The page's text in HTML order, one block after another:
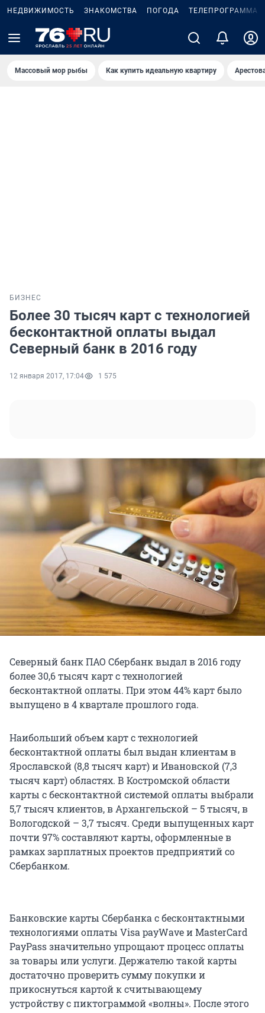
НЕДВИЖИМОСТЬ ЗНАКОМСТВА ПОГОДА ТЕЛЕПРОГРАММА
Массовый мор рыбы Как купить идеальную квартиру
БИЗНЕС
Более 30 тысяч карт с технологией
бесконтактной оплаты выдал
Северный банк в 2016 году
12 января 2017, 17:04 1 575
Северный банк ПАО Сбербанк выдал в 2016 году
более 30,6 тысяч карт с технологией
бесконтактной оплаты. При этом 44% карт было
выпущено в 4 квартале прошлого года.
Наибольший объем карт с технологией
бесконтактной оплаты был выдан клиентам в
Ярославской (8,8 тысяч карт) и Ивановской (7,3
тысяч карт) областях. В Костромской области
карты с бесконтактной системой оплаты выбрали
5,7 тысяч клиентов, в Архангельской – 5 тысяч, в
Вологодской – 3,7 тысяч. Среди выпущенных карт
почти 97% составляют карты, оформленные в
рамках зарплатных проектов предприятий со
Сбербанком.
Банковские карты Сбербанка с бесконтактными
технологиями оплаты Visa payWave и MasterCard
PayPass значительно упрощают процесс оплаты
за товары или услуги. Держателю такой карты
достаточно проверить сумму покупки и
прикоснуться картой к считывающему
устройству с пиктограммой «волны». После этого